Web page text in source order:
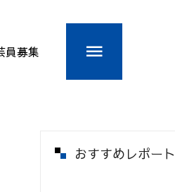
員募集
おすすめレポート